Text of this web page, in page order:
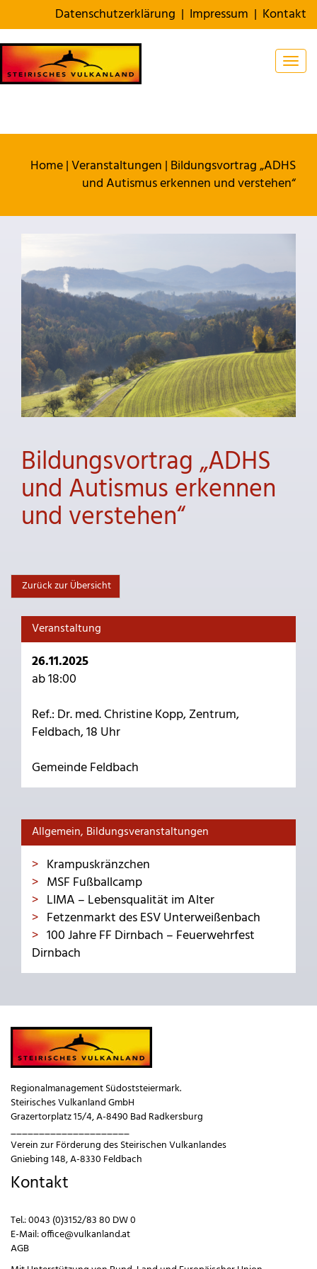
Datenschutzerklärung | Impressum | Kontakt
Home|Veranstaltungen | Bildungsvortrag „ADHS
und Autismus erkennen und verstehen“
Bildungsvortrag „ADHS
und Autismus erkennen
und verstehen“
Zurück zur Übersicht
Veranstaltung
26.11.2025
ab 18:00
Ref.: Dr. med. Christine Kopp, Zentrum,
Feldbach, 18 Uhr
Gemeinde Feldbach
Allgemein, Bildungsveranstaltungen
Krampuskränzchen
MSF Fußballcamp
LIMA – Lebensqualität im Alter
Fetzenmarkt des ESV Unterweißenbach
100 Jahre FF Dirnbach – Feuerwehrfest
Dirnbach
Regionalmanagement Südoststeiermark.
Steirisches Vulkanland GmbH
Grazertorplatz 15/4, A-8490 Bad Radkersburg
_____________________
Verein zur Förderung des Steirischen Vulkanlandes
Gniebing 148, A-8330 Feldbach
Kontakt
Tel.:0043 (0)3152/83 80 DW 0
E-Mail:office@vulkanland.at
AGB